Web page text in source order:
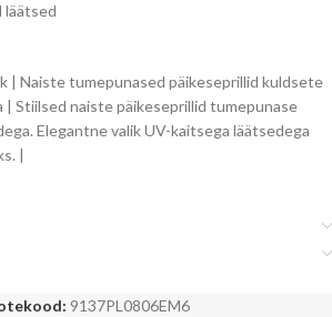
läätsed
| Naiste tumepunased päikeseprillid kuldsete
| Stiilsed naiste päikeseprillid tumepunase
Elegantne valik UV-kaitsega läätsedega
|
9137PL0806EM6